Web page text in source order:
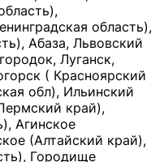
область),
Абаза, Львовский
Луганск,
( Красноярский
обл), Ильинский
край),
Агинское
(Алтайский край),
Городище